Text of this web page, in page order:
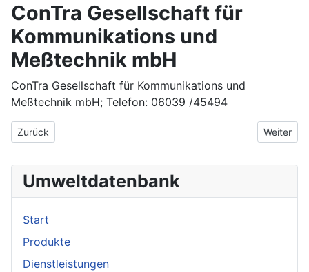
ConTra Gesellschaft für
Kommunikations und
Meßtechnik mbH
ConTra Gesellschaft für Kommunikations und
Meßtechnik mbH; Telefon: 06039 /45494
Vorheriger Beitrag: Computer Elektronik Dresden Recycling
Zurück Nächster
Weiter
Umweltdatenbank
Start
Produkte
Dienstleistungen